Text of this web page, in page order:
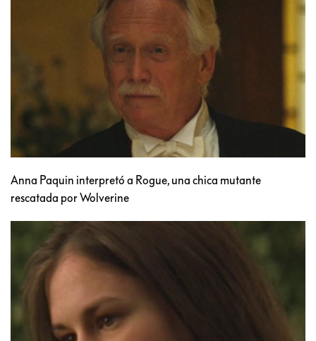
Anna Paquin interpretó a Rogue, una chica mutante
rescatada por Wolverine